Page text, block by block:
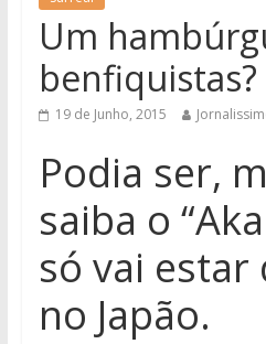
Um
benfiquistas?
19 de Junho, 2015
Podia ser,
saiba o
só vai estar
no Japão.